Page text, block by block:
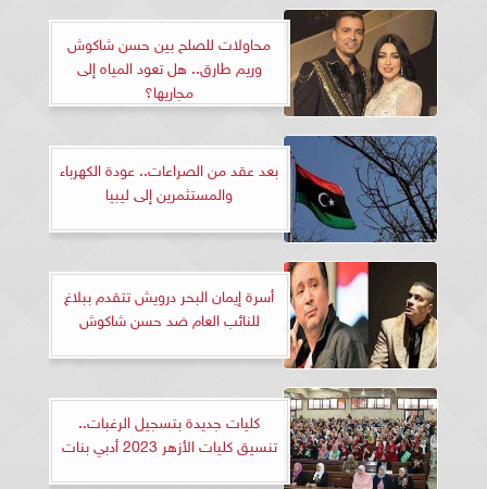
محاولات للصلح بين حسن شاكوش
وريم طارق.. هل تعود المياه إلى
مجاريها؟
بعد عقد من الصراعات.. عودة الكهرباء
والمستثمرين إلى ليبيا
أسرة إيمان البحر درويش تتقدم ببلاغ
للنائب العام ضد حسن شاكوش
كليات جديدة بتسجيل الرغبات..
تنسيق كليات الأزهر 2023 أدبي بنات